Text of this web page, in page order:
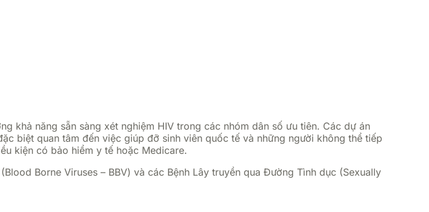
khả năng sẵn sàng xét nghiệm HIV trong các nhóm dân số ưu tiên. Các dự án
biệt quan tâm đến việc giúp đỡ sinh viên quốc tế và những người không thể tiếp
kiện có bảo hiểm y tế hoặc Medicare.
Borne Viruses – BBV) và các Bệnh Lây truyền qua Đường Tình dục (Sexually